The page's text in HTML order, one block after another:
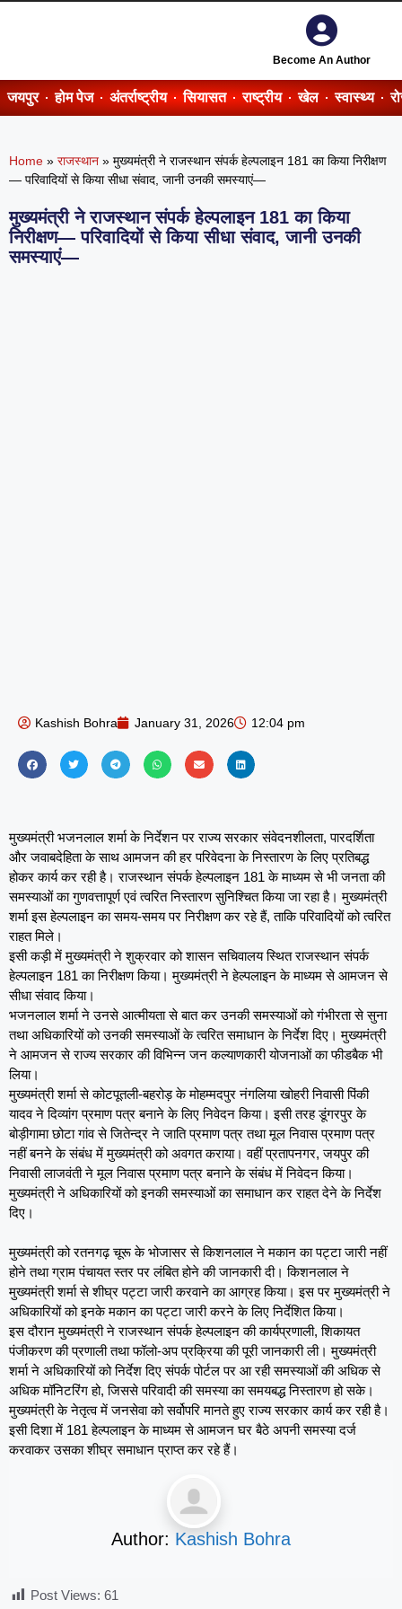
Become An Author
जयपुर होम पेज अंतर्राष्ट्रीय सियासत राष्ट्रीय खेल स्वास्थ्य
Home » राजस्थान » मुख्यमंत्री ने राजस्थान संपर्क हेल्पलाइन 181 का किया निरीक्षण
— परिवादियों से किया सीधा संवाद, जानी उनकी समस्याएं—
मुख्यमंत्री ने राजस्थान संपर्क हेल्पलाइन 181 का किया
निरीक्षण— परिवादियों से किया सीधा संवाद, जानी उनकी
समस्याएं—
Kashish Bohra January 31, 2026 12:04 pm
मुख्यमंत्री भजनलाल शर्मा के निर्देशन पर राज्य सरकार संवेदनशीलता, पारदर्शिता
और जवाबदेहिता के साथ आमजन की हर परिवेदना के निस्तारण के लिए प्रतिबद्ध
होकर कार्य कर रही है। राजस्थान संपर्क हेल्पलाइन 181 के माध्यम से भी जनता की
समस्याओं का गुणवत्तापूर्ण एवं त्वरित निस्तारण सुनिश्चित किया जा रहा है। मुख्यमंत्री
शर्मा इस हेल्पलाइन का समय-समय पर निरीक्षण कर रहे हैं, ताकि परिवादियों को त्वरित
राहत मिले।
इसी कड़ी में मुख्यमंत्री ने शुक्रवार को शासन सचिवालय स्थित राजस्थान संपर्क
हेल्पलाइन 181 का निरीक्षण किया। मुख्यमंत्री ने हेल्पलाइन के माध्यम से आमजन से
सीधा संवाद किया।
भजनलाल शर्मा ने उनसे आत्मीयता से बात कर उनकी समस्याओं को गंभीरता से सुना
तथा अधिकारियों को उनकी समस्याओं के त्वरित समाधान के निर्देश दिए। मुख्यमंत्री
ने आमजन से राज्य सरकार की विभिन्न जन कल्याणकारी योजनाओं का फीडबैक भी
लिया।
मुख्यमंत्री शर्मा से कोटपूतली-बहरोड़ के मोहम्मदपुर नंगलिया खोहरी निवासी पिंकी
यादव ने दिव्यांग प्रमाण पत्र बनाने के लिए निवेदन किया। इसी तरह डूंगरपुर के
बोड़ीगामा छोटा गांव से जितेन्द्र ने जाति प्रमाण पत्र तथा मूल निवास प्रमाण पत्र
नहीं बनने के संबंध में मुख्यमंत्री को अवगत कराया। वहीं प्रतापनगर, जयपुर की
निवासी लाजवंती ने मूल निवास प्रमाण पत्र बनाने के संबंध में निवेदन किया।
मुख्यमंत्री ने अधिकारियों को इनकी समस्याओं का समाधान कर राहत देने के निर्देश
दिए।
मुख्यमंत्री को रतनगढ़ चूरू के भोजासर से किशनलाल ने मकान का पट्टा जारी नहीं
होने तथा ग्राम पंचायत स्तर पर लंबित होने की जानकारी दी। किशनलाल ने
मुख्यमंत्री शर्मा से शीघ्र पट्टा जारी करवाने का आग्रह किया। इस पर मुख्यमंत्री ने
अधिकारियों को इनके मकान का पट्टा जारी करने के लिए निर्देशित किया।
इस दौरान मुख्यमंत्री ने राजस्थान संपर्क हेल्पलाइन की कार्यप्रणाली, शिकायत
पंजीकरण की प्रणाली तथा फॉलो-अप प्रक्रिया की पूरी जानकारी ली। मुख्यमंत्री
शर्मा ने अधिकारियों को निर्देश दिए संपर्क पोर्टल पर आ रही समस्याओं की अधिक से
अधिक मॉनिटरिंग हो, जिससे परिवादी की समस्या का समयबद्ध निस्तारण हो सके।
मुख्यमंत्री के नेतृत्व में जनसेवा को सर्वोपरि मानते हुए राज्य सरकार कार्य कर रही है।
इसी दिशा में 181 हेल्पलाइन के माध्यम से आमजन घर बैठे अपनी समस्या दर्ज
करवाकर उसका शीघ्र समाधान प्राप्त कर रहे हैं।
Author: Kashish Bohra
Post Views: 61